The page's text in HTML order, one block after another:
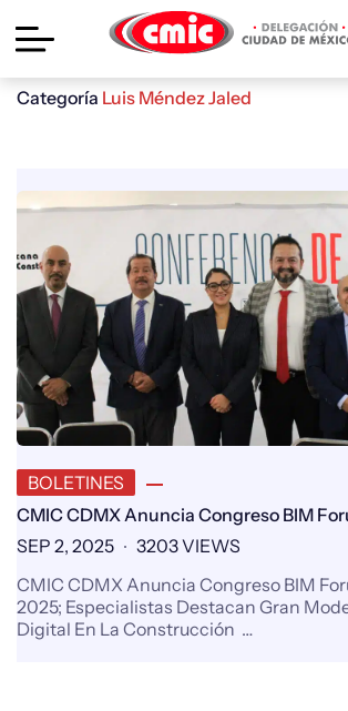
Categoría Luis Méndez Jaled
BOLETINES
CMIC CDMX Anuncia Congreso BIM
SEP 2, 2025
3203 VIEWS
CMIC CDMX Anuncia Congreso BIM
2025; Especialistas Destacan Gran
Digital En La Construcción …